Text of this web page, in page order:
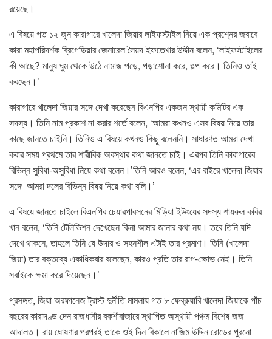
রয়েছে।
এ বিষয়ে গত ১২ জুন কারাগারে খালেদা জিয়ার লাইফস্টাইল নিয়ে এক প্রশ্নের জবাবে
কারা মহাপরিদর্শক ব্রিগেডিয়ার জেনারেল সৈয়দ ইফতেখার উদ্দীন বলেন, ‘লাইফস্টাইলের
কী আছে? মানুষ ঘুম থেকে উঠে নামাজ পড়ে, পড়াশোনা করে, গল্প করে। তিনিও তাই
করছেন।’
কারাগারে খালেদা জিয়ার সঙ্গে দেখা করেছেন বিএনপির একজন স্থায়ী কমিটির এক
সদস্য। তিনি নাম প্রকাশ না করার শর্তে বলেন, ‘আমরা কখনও এসব বিষয় নিয়ে তার
কাছে জানতে চাইনি। তিনিও এ বিষয়ে কখনও কিছু বলেননি। সাধারণত আমরা দেখা
করার সময় প্রথমে তার শারীরিক অবস্থার কথা জানতে চাই। এরপর তিনি কারাগারের
বিভিন্ন সুবিধা-অসুবিধা নিয়ে কথা বলেন।’তিনি আরও বলেন, ‘এর বাইরে খালেদা জিয়ার
সঙ্গে আমরা দলের বিভিন্ন বিষয় নিয়ে কথা বলি।’
এ বিষয়ে জানতে চাইলে বিএনপির চেয়ারপারসনের মিড়িয়া ইউংয়ের সদস্য শায়রুল কবির
খান বলেন, ‘তিনি টেলিভিশন দেখেছেন কিনা আমার জানার কথা নয়। তবে তিনি যদি
দেখে থাকনে, তাহলে তিনি যে উদার ও সহনশীল এটাই তার প্রমাণ। তিনি (খালেদা
জিয়া) তার বক্তব্যে একাধিকবার বলেছেন, কারও প্রতি তার রাগ-ক্ষোভ নেই। তিনি
সবাইকে ক্ষমা করে দিয়েছেন।’
প্রসঙ্গত, জিয়া অরফানেজ ট্রাস্ট দুর্নীতি মামলায় গত ৮ ফেব্রুয়ারি খালেদা জিয়াকে পাঁচ
বছরের কারাদণ্ড দেন রাজধানীর বকশীবাজারে স্থাপিত অস্থায়ী পঞ্চম বিশেষ জজ
আদালত। রায় ঘোষণার পরপরই তাকে ওই দিন বিকালে নাজিম উদ্দিন রোডের পুরনো